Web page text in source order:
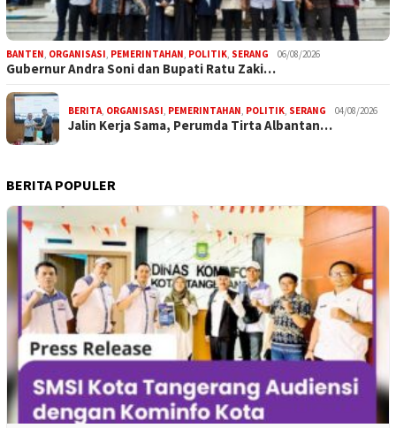
BANTEN, ORGANISASI, PEMERINTAHAN, POLITIK, SERANG 06/08/2026
Gubernur Andra Soni dan Bupati Ratu Zaki…
BERITA, ORGANISASI, PEMERINTAHAN, POLITIK, SERANG 04/08/2026
Jalin Kerja Sama, Perumda Tirta Albantan…
BERITA POPULER